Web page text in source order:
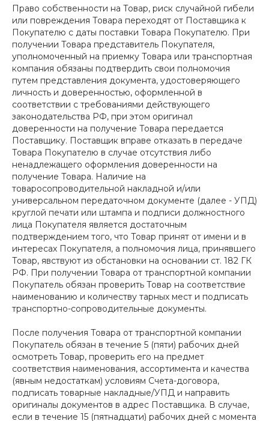
Право собственности на Товар, риск случайной гибели
или повреждения Товара переходят от Поставщика к
Покупателю с даты поставки Товара Покупателю. При
получении Товара представитель Покупателя,
уполномоченный на приемку Товара или транспортная
компания обязаны подтвердить свои полномочия
путем представления документа, удостоверяющего
личность и доверенностью, оформленной в
соответствии с требованиями действующего
законодательства РФ, при этом оригинал
доверенности на получение Товара передается
Поставщику. Поставщик вправе отказать в передаче
Товара Покупателю в случае отсутствия либо
ненадлежащего оформления доверенности на
получение Товара. Наличие на
товаросопроводительной накладной и/или
универсальном передаточном документе (далее - УПД)
круглой печати или штампа и подписи должностного
лица Покупателя является достаточным
подтверждением того, что Товар принят от имени и в
интересах Покупателя, а полномочия лица, принявшего
Товар, явствуют из обстановки на основании ст. 182 ГК
РФ. При получении Товара от транспортной компании
Покупатель обязан проверить Товар на соответствие
наименованию и количеству тарных мест и подписать
транспортно-сопроводительные документы.
После получения Товара от транспортной компании
Покупатель обязан в течение 5 (пяти) рабочих дней
осмотреть Товар, проверить его на предмет
соответствия наименования, ассортимента и качества
(явным недостаткам) условиям Счета-договора,
подписать товарные накладные/УПД и направить
оригиналы документов в адрес Поставщика. В случае,
если в течение 15 (пятнадцати) рабочих дней с момента